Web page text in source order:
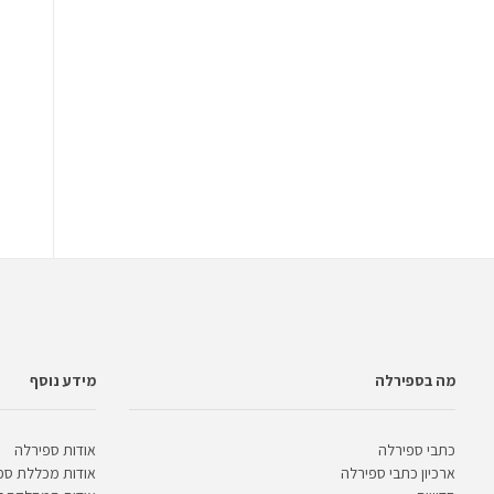
מידע נוסף
אודות ספירלה
אודות מכללת
מה בספירלה
כתבי ספירלה
ארכיון כתבי ספירלה